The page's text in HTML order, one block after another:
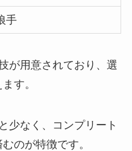
手
が用意されており、選
す。
少なく、コンプリート
のが特徴です。